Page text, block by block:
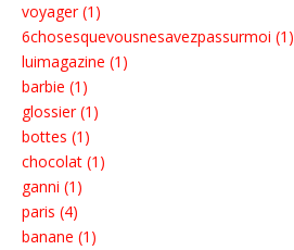
voyager (1)
6chosesquevousnesavezpassurmoi (1)
luimagazine (1)
barbie (1)
glossier (1)
bottes (1)
chocolat (1)
ganni (1)
paris (4)
banane (1)